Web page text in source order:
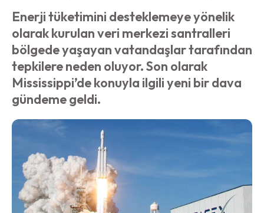
Enerji tüketimini desteklemeye yönelik
olarak kurulan veri merkezi santralleri
bölgede yaşayan vatandaşlar tarafından
tepkilere neden oluyor. Son olarak
Mississippi’de konuyla ilgili yeni bir dava
gündeme geldi.